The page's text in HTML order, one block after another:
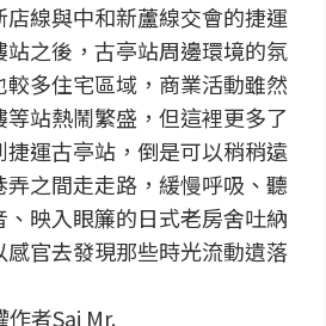
線與中和新蘆線交會的捷運
之後，古亭站周邊環境的氛
多住宅區域，商業活動雖然
站熱鬧繁盛，但這裡更多了
運古亭站，倒是可以稍稍遠
之間走走路，緩慢呼吸、聽
映入眼簾的日式老房舍吐納
官去發現那些時光流動遺落